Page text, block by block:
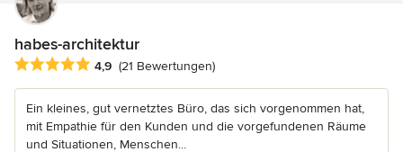
habes-architektur
Durchschnittliche Bewertung: 4.9 von 5 Sternen
4,9 (21 Bewertungen)
Ein kleines, gut vernetztes Büro, das sich vorgenommen hat,
mit Empathie für den Kunden und die vorgefundenen Räume
und Situationen, Menschen...